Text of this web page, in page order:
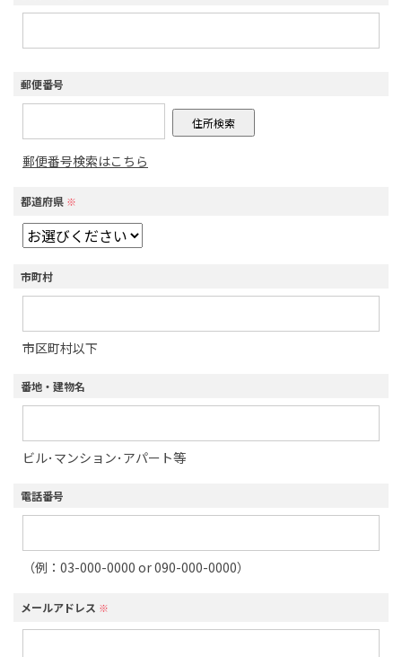
郵便番号
郵便番号検索はこちら
都道府県 ※
市町村
市区町村以下
番地・建物名
ビル･マンション･アパート等
電話番号
（例：03-000-0000 or 090-000-0000）
メールアドレス ※